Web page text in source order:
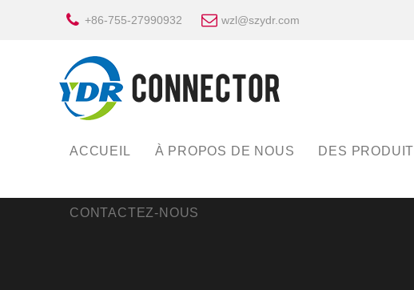
+86-755-27990932 wzl@szydr.com
ACCUEIL À PROPOS DE NOUS DES
CONTACTEZ-NOUS